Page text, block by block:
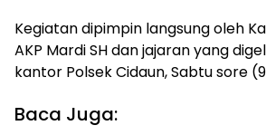
Kegiatan dipimpin langsung oleh
AKP Mardi SH dan jajaran yang
kantor Polsek Cidaun, Sabtu sore
Baca Juga: